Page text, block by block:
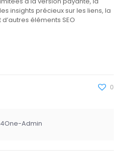
insights précieux sur les liens, la
éléments SEO
0
Admin